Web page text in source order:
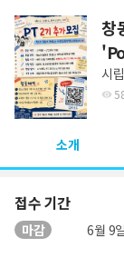
창
시
소개
접수 기간
마감 6월 9